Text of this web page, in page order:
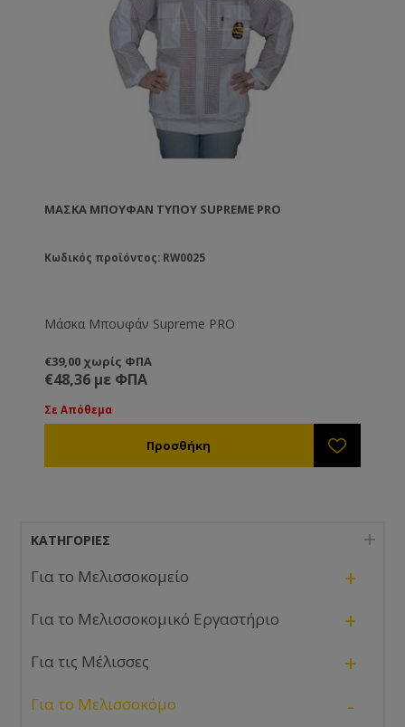
ΜΆΣΚΑ ΜΠΟΥΦΆΝ ΤΎΠΟΥ SUPREME PRO
Κωδικός προϊόντος: RW0025
Μάσκα Μπουφάν Supreme PRO
€39,00 χωρίς ΦΠΑ
€48,36 με ΦΠΑ
Σε Απόθεμα
ΚΑΤΗΓΟΡΊΕΣ
Για το Μελισσοκομείο +
Για το Μελισσοκομικό Εργαστήριο +
Για τις Μέλισσες +
Για το Μελισσοκόμο -